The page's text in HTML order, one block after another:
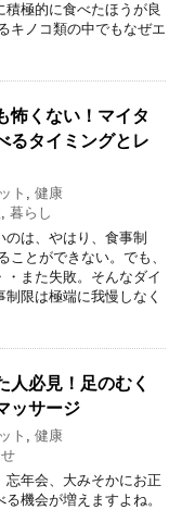
積極的に食べたほうが良
キノコ類の中でもなぜエ
怖くない！マイタ
るタイミングとレ
ト , 健康
, 暮らし
は、やはり、食事制
ことができない。でも、
また失敗。そんなダイ
限は極端に我慢しなく
人必見！足のむく
ッサージ
ト , 健康
年会、大みそかにお正
機会が増えますよね。